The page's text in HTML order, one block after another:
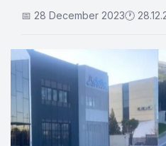
📅 28 December 2023🕐